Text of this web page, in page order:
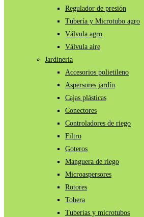
Regulador de presión
Tubería y Microtubo agro
Válvula agro
Válvula aire
Jardinería
Accesorios polietileno
Aspersores jardín
Cajas plásticas
Conectores
Controladores de riego
Filtro
Goteros
Manguera de riego
Microaspersores
Rotores
Tobera
Tuberías y microtubos